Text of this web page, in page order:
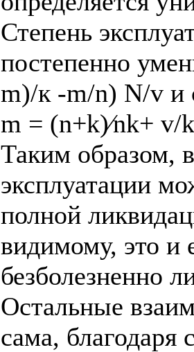
Степень
постепенно
m)/к -m/n) N/v и
m = (n+k)⁄nk+ v/k
Таким образом,
эксплуатации
полной
видимому, это и
безболезненно
Остальные
сама, благодаря